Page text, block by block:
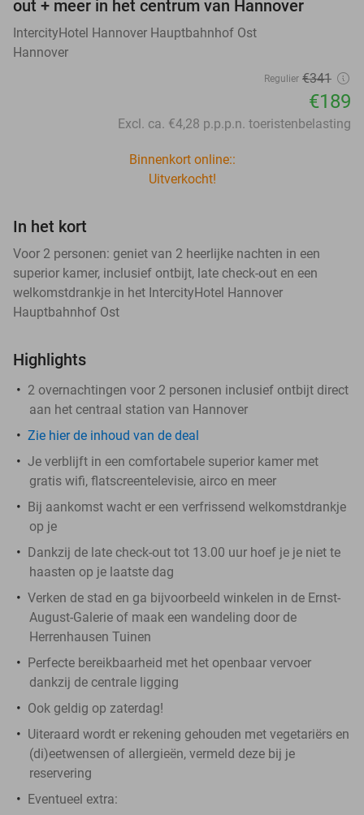
out + meer in het centrum van Hannover
IntercityHotel Hannover Hauptbahnhof Ost
Hannover
Regulier €341
€189
Excl. ca. €4,28 p.p.p.n. toeristenbelasting
Binnenkort online::
Uitverkocht!
In het kort
Voor 2 personen: geniet van 2 heerlijke nachten in een
superior kamer, inclusief ontbijt, late check-out en een
welkomstdrankje in het IntercityHotel Hannover
Hauptbahnhof Ost
Highlights
2 overnachtingen voor 2 personen inclusief ontbijt direct
aan het centraal station van Hannover
Zie hier de inhoud van de deal
Je verblijft in een comfortabele superior kamer met
gratis wifi, flatscreentelevisie, airco en meer
Bij aankomst wacht er een verfrissend welkomstdrankje
op je
Dankzij de late check-out tot 13.00 uur hoef je je niet te
haasten op je laatste dag
Verken de stad en ga bijvoorbeeld winkelen in de Ernst-
August-Galerie of maak een wandeling door de
Herrenhausen Tuinen
Perfecte bereikbaarheid met het openbaar vervoer
dankzij de centrale ligging
Ook geldig op zaterdag!
Uiteraard wordt er rekening gehouden met vegetariërs en
(di)eetwensen of allergieën, vermeld deze bij je
reservering
Eventueel extra: